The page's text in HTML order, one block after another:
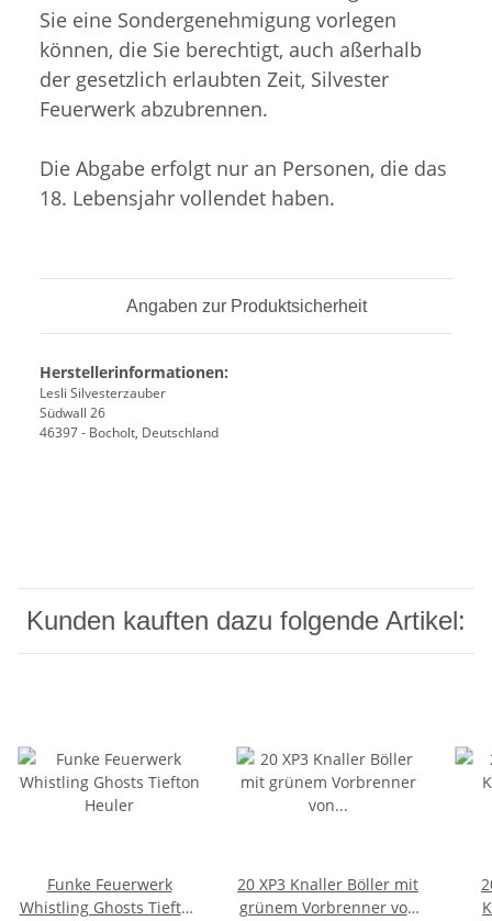
Sie eine Sondergenehmigung vorlegen
können, die Sie berechtigt, auch aßerhalb
der gesetzlich erlaubten Zeit, Silvester
Feuerwerk abzubrennen.
Die Abgabe erfolgt nur an Personen, die das
18. Lebensjahr vollendet haben.
Angaben zur Produktsicherheit
Herstellerinformationen:
Lesli Silvesterzauber
Südwall 26
46397 - Bocholt, Deutschland
Kunden kauften dazu folgende Artikel:
Funke Feuerwerk
Whistling Ghosts Tiefton
20 XP3 Knaller Böller mit
grünem Vorbrenner von